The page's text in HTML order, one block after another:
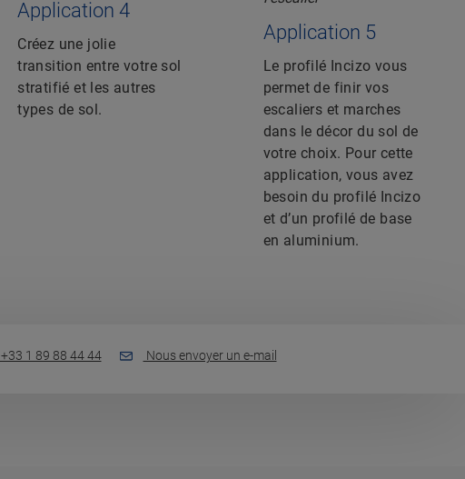
Application 4
Créez une jolie
transition entre votre sol
stratifié et les autres
types de sol.
Application 5
Le profilé Incizo vous
permet de finir vos
escaliers et marches
dans le décor du sol de
votre choix. Pour cette
application, vous avez
besoin du profilé Incizo
et d’un profilé de base
en aluminium.
+33 1 89 88 44 44 Nous envoyer un e-mail